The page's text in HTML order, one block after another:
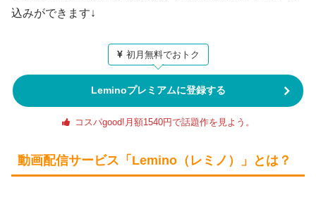
込みができます↓
初月無料でおトク
Leminoプレミアムに登録する
コスパgood!月額1540円で話題作を見よう。
動画配信サービス「Lemino（レミノ）」とは？